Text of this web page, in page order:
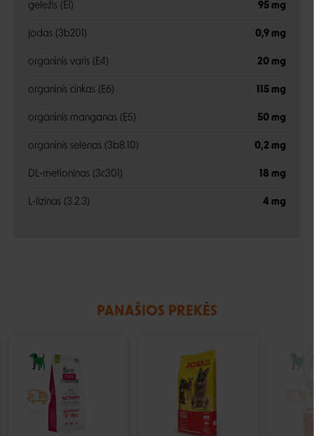
geležis (E1) 95 mg
jodas (3b201) 0,9 mg
organinis varis (E4) 20 mg
organinis cinkas (E6) 115 mg
organinis manganas (E5) 50 mg
organinis selenas (3b8.10) 0,2 mg
DL-metioninas (3c301) 18 mg
L-lizinas (3.2.3) 4 mg
PANAŠIOS PREKĖS